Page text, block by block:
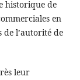
historique de
en
de l’autorité de
leur